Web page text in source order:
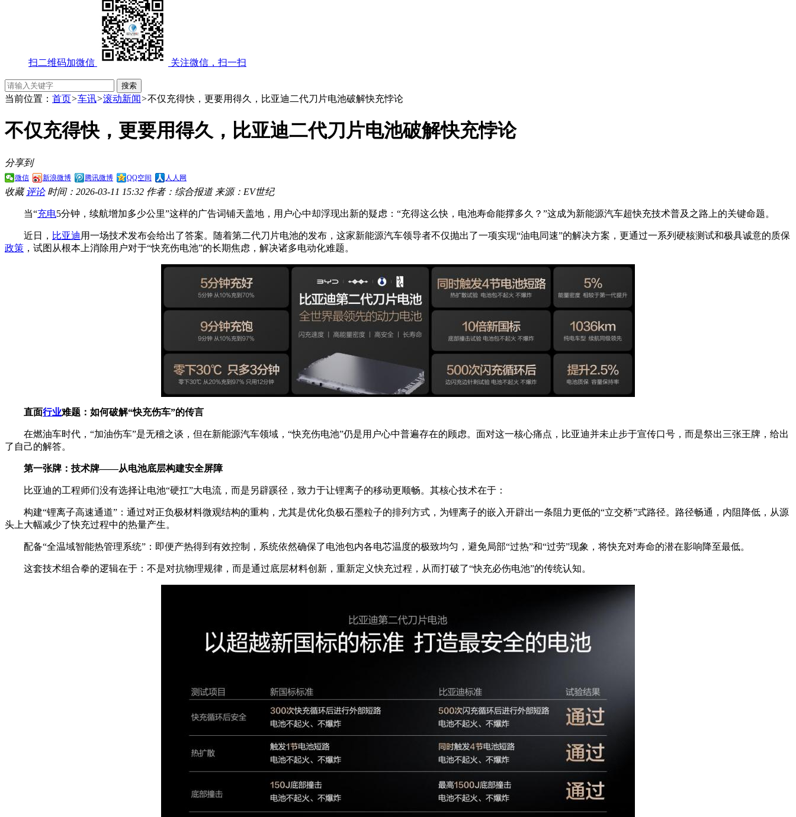
扫二维码加微信 关注微信，扫一扫
当前位置： 首页>车讯>滚动新闻>不仅充得快，更要用得久，比亚迪二代刀片电池破解快充悖论
不仅充得快，更要用得久，比亚迪二代刀片电池破解快充悖论
分享到
微信 新浪微博 腾讯微博 QQ空间 人人网
收藏 评论 时间：2026-03-11 15:32 作者：综合报道 来源：EV世纪
当“充电5分钟，续航增加多少公里”这样的广告词铺天盖地，用户心中却浮现出新的疑虑：“充得这么快，电池寿命能撑多久？”这成为新能源汽车超快充技术普及之路上的关键命题。
近日， 比亚迪 用一场技术发布会给出了答案。随着第二代刀片电池的发布，这家新能源汽车领导者不仅抛出了一项实现“油电同速”的解决方案，更通过一系列硬核测试和极具诚意的质保
政策 ，试图从根本上消除用户对于“快充伤电池”的长期焦虑，解决诸多电动化难题。
直面行业难题：如何破解“快充伤车”的传言
在燃油车时代，“加油伤车”是无稽之谈，但在新能源汽车领域，“快充伤电池”仍是用户心中普遍存在的顾虑。面对这一核心痛点，比亚迪并未止步于宣传口号，而是祭出三张王牌，给出
了自己的解答。
第一张牌：技术牌——从电池底层构建安全屏障
比亚迪的工程师们没有选择让电池“硬扛”大电流，而是另辟蹊径，致力于让锂离子的移动更顺畅。其核心技术在于：
构建“锂离子高速通道”：通过对正负极材料微观结构的重构，尤其是优化负极石墨粒子的排列方式，为锂离子的嵌入开辟出一条阻力更低的“立交桥”式路径。路径畅通，内阻降低，从源
头上大幅减少了快充过程中的热量产生。
配备“全温域智能热管理系统”：即便产热得到有效控制，系统依然确保了电池包内各电芯温度的极致均匀，避免局部“过热”和“过劳”现象，将快充对寿命的潜在影响降至最低。
这套技术组合拳的逻辑在于：不是对抗物理规律，而是通过底层材料创新，重新定义快充过程，从而打破了“快充必伤电池”的传统认知。